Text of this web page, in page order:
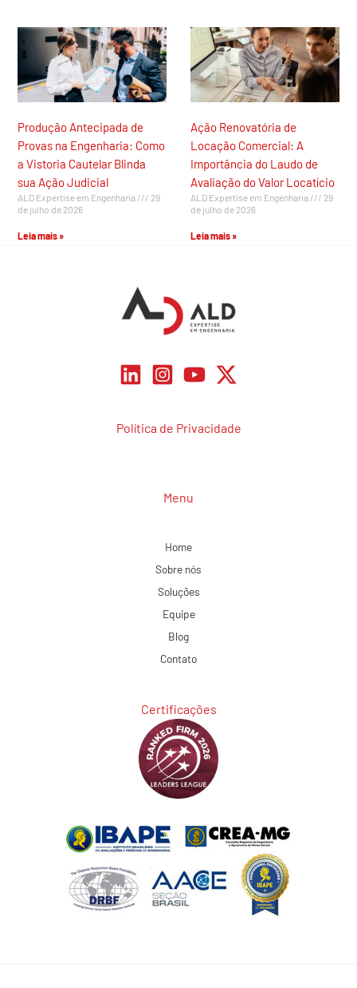
Produção Antecipada de
Provas na Engenharia: Como
a Vistoria Cautelar Blinda
sua Ação Judicial
ALD Expertise em Engenharia
29
de julho de 2026
Leia mais »
Ação Renovatória de
Locação Comercial: A
Importância do Laudo de
Avaliação do Valor Locatício
ALD Expertise em Engenharia
29
de julho de 2026
Leia mais »
Política de Privacidade
Menu
Home
Sobre nós
Soluções
Equipe
Blog
Contato
Certificações